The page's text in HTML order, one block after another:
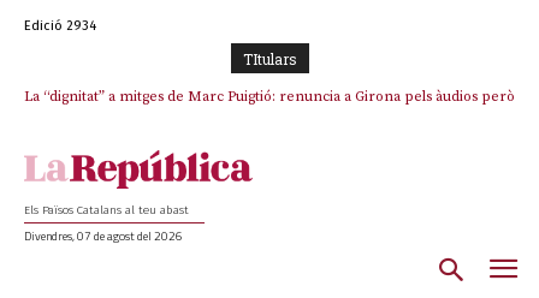
Edició 2934
TItulars
La “dignitat” a mitges de Marc Puigtió: renuncia a Girona pels àudios però
Els Països Catalans al teu abast
Divendres, 07 de agost del 2026